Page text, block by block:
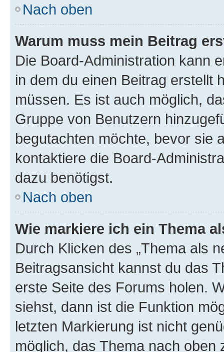
Nach oben
Warum muss mein Beitrag
Die Board-Administration kann
in dem du einen Beitrag erstellt
müssen. Es ist auch möglich,
Gruppe von Benutzern
begutachten möchte, bevor sie
kontaktiere die Board-
dazu benötigst.
Nach oben
Wie markiere ich ein Thema
Durch Klicken des „Thema als
Beitragsansicht kannst du das
erste Seite des Forums holen.
siehst, dann ist die Funktion
letzten Markierung ist nicht
möglich, das Thema nach oben